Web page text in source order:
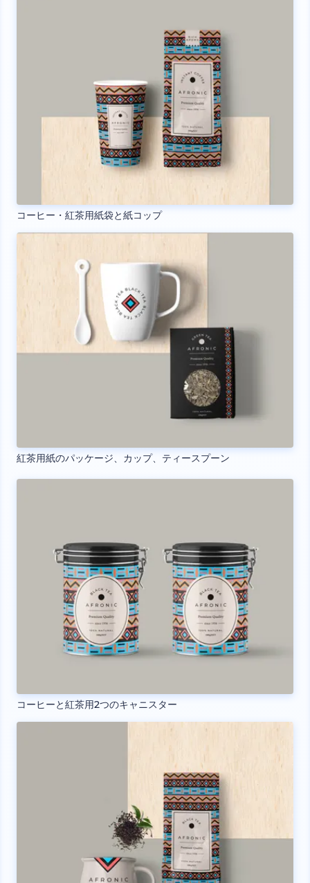
コーヒー・紅茶用紙袋と紙コップ
紅茶用紙のパッケージ、カップ、ティースプーン
コーヒーと紅茶用2つのキャニスター